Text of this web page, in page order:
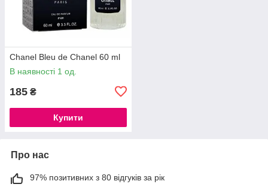
Chanel Bleu de Chanel 60 ml
В наявності 1 од.
185 ₴
Купити
Про нас
97% позитивних з 80 відгуків за рік